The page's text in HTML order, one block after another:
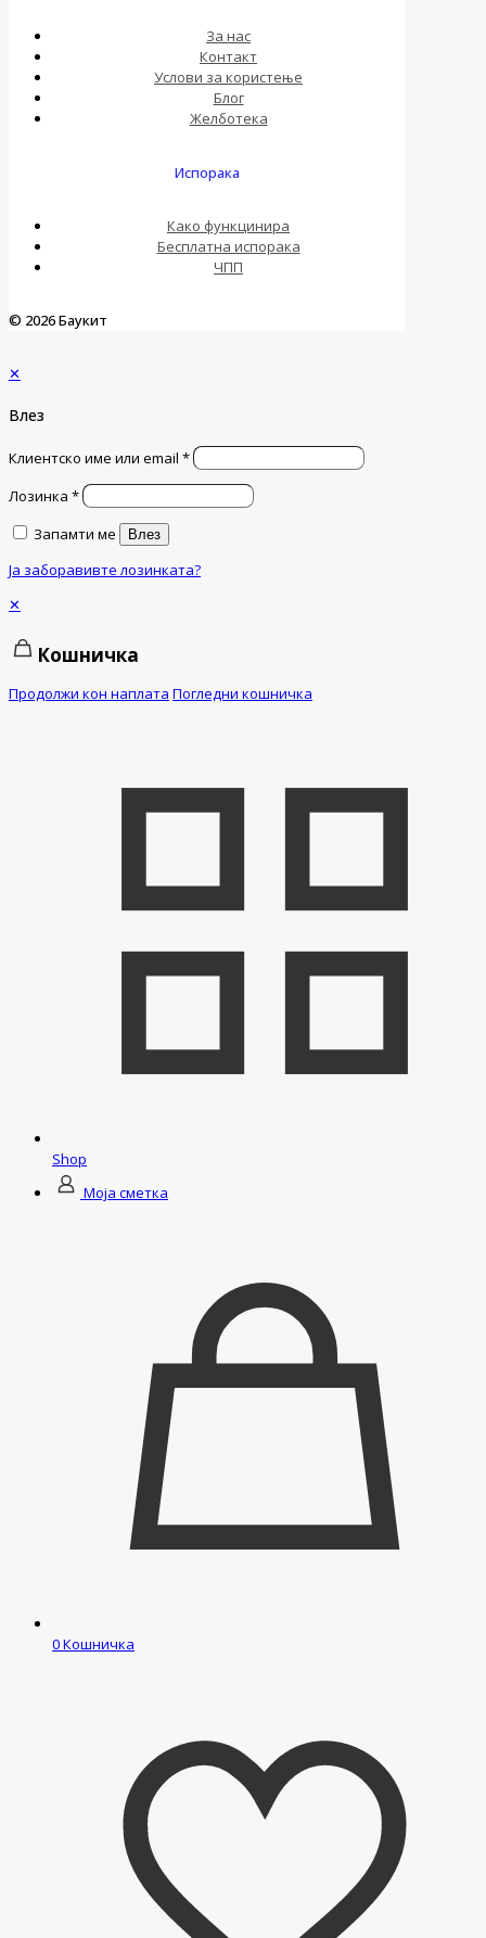
За нас
Контакт
Услови за користење
Блог
Желботека
Испорака
Како функцинира
Бесплатна испорака
ЧПП
© 2026 Баукит
✕
Влез
Клиентско име или email *
Лозинка *
Запамти ме
Влез
Ја заборавивте лозинката?
✕
Кошничка
Продолжи кон наплата Погледни кошничка
Shop
Моја сметка
0Кошничка